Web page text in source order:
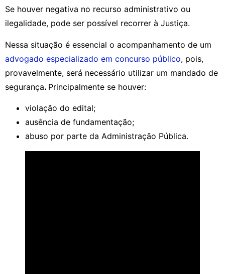
Se houver negativa no recurso administrativo ou
ilegalidade, pode ser possível recorrer à Justiça.
Nessa situação é essencial o acompanhamento de um
advogado especializado em concurso público, pois,
provavelmente, será necessário utilizar um mandado de
segurança. Principalmente se houver:
violação do edital;
ausência de fundamentação;
abuso por parte da Administração Pública.